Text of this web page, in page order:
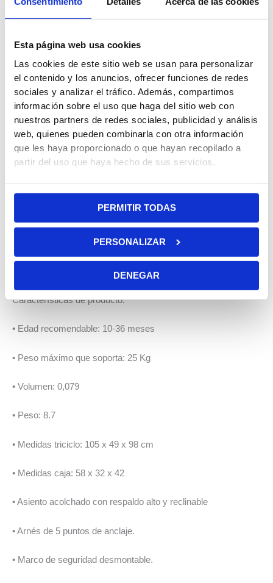
Esta página web usa cookies
Las cookies de este sitio web se usan para personalizar
el contenido y los anuncios, ofrecer funciones de redes
sociales y analizar el tráfico. Además, compartimos
información sobre el uso que haga del sitio web con
nuestros partners de redes sociales, publicidad y análisis
web, quienes pueden combinarla con otra información
que les haya proporcionado o que hayan recopilado a
partir del uso que haya hecho de sus servicios.
PERMITIR TODAS
PERSONALIZAR
DENEGAR
Fecha de entrega estimada: 10/08/2026 - 12/08/2026
Descripción
Información adicional
Trusted Shops Reviews
Sus ruedas son de goma eva , lo que facilita el agarre al suelo,
mejorando la estabilidad y evitando los resbalones.Es
totalmente plegable , haciendo que este triciclo sea muy
comodo para transportar y almacenar.
Incluye un espacio de almacenamiento. Esta ventaja, junto
con el asa extensible que incluye, te ayudarán en el fácil
manejo del triciclo mientras tu hij@ se divierte.
Hay 3 colores disponibles >> negro, rojo, morado<< . Escoge
el triciclo Rito Star que más se adapte a vuestra personalidad.
Características de producto:
• Edad recomendable: 10-36 meses
• Peso máximo que soporta: 25 Kg
• Volumen: 0,079
• Peso: 8.7
• Medidas triciclo: 105 x 49 x 98 cm
• Medidas caja: 58 x 32 x 42
• Asiento acolchado con respaldo alto y reclinable
• Arnés de 5 puntos de anclaje.
• Marco de seguridad desmontable.